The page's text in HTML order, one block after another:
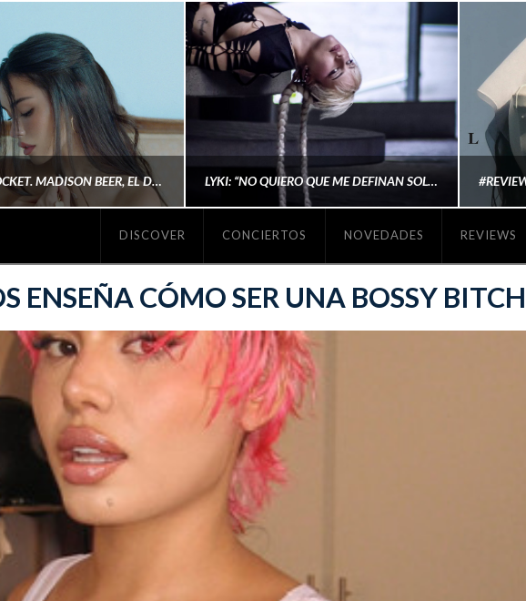
#REVIEW: LOCKET. MADISON BEER, EL DISCO DONDE POR FIN DEJA DE JUSTIFICARSE
ENERO 20, 2026
LYKI: “NO QUIERO QUE ME DEFINAN SOLO POR SER REIVINDICATIVA. QUIERO QUE ME ESCUCHEN PORQUE DISFRUTO HACIENDO MI MÚSICA”
NOVIEMBRE 16, 2025
DISCOVER CONCIERTOS NOVEDADES REVIEWS
ENSEÑA CÓMO SER UNA BOSSY BITCH